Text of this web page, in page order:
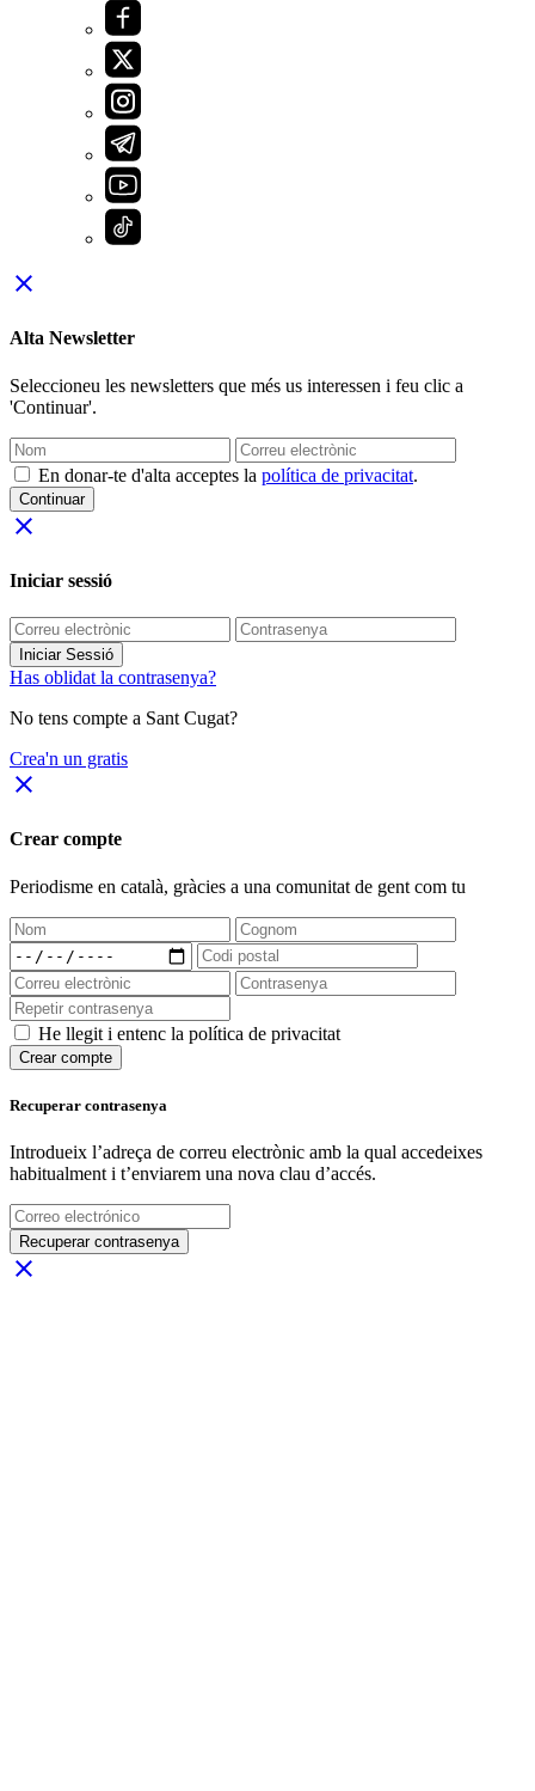
close
Alta Newsletter
Seleccioneu les newsletters que més us interessen i feu clic a
'Continuar'.
En donar-te d'alta acceptes la política de privacitat.
Continuar
close
Iniciar sessió
Iniciar Sessió
Has oblidat la contrasenya?
No tens compte a Sant Cugat?
Crea'n un gratis
close
Crear compte
Periodisme en català, gràcies a una comunitat de gent com tu
He llegit i entenc la política de privacitat
Crear compte
Recuperar contrasenya
Introdueix l’adreça de correu electrònic amb la qual accedeixes
habitualment i t’enviarem una nova clau d’accés.
Recuperar contrasenya
close